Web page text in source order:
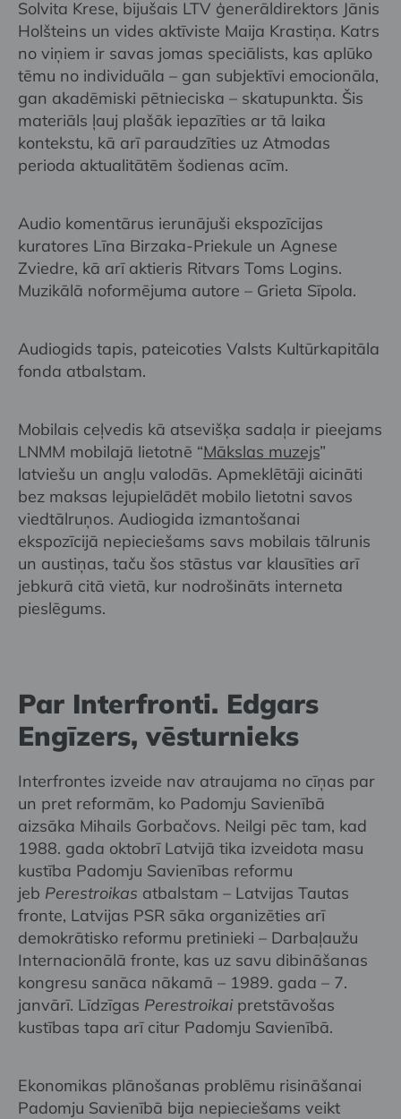
Solvita Krese, bijušais LTV ģenerāldirektors Jānis
Holšteins un vides aktīviste Maija Krastiņa. Katrs
no viņiem ir savas jomas speciālists, kas aplūko
tēmu no individuāla – gan subjektīvi emocionāla,
gan akadēmiski pētnieciska – skatupunkta. Šis
materiāls ļauj plašāk iepazīties ar tā laika
kontekstu, kā arī paraudzīties uz Atmodas
perioda aktualitātēm šodienas acīm.
Audio komentārus ierunājuši ekspozīcijas
kuratores Līna Birzaka-Priekule un Agnese
Zviedre, kā arī aktieris Ritvars Toms Logins.
Muzikālā noformējuma autore – Grieta Sīpola.
Audiogids tapis, pateicoties Valsts Kultūrkapitāla
fonda atbalstam.
Mobilais ceļvedis kā atsevišķa sadaļa ir pieejams
LNMM mobilajā lietotnē “Mākslas muzejs”
latviešu un angļu valodās. Apmeklētāji aicināti
bez maksas lejupielādēt mobilo lietotni savos
viedtālruņos. Audiogida izmantošanai
ekspozīcijā nepieciešams savs mobilais tālrunis
un austiņas, taču šos stāstus var klausīties arī
jebkurā citā vietā, kur nodrošināts interneta
pieslēgums.
Par Interfronti. Edgars
Engīzers, vēsturnieks
Interfrontes izveide nav atraujama no cīņas par
un pret reformām, ko Padomju Savienībā
aizsāka Mihails Gorbačovs. Neilgi pēc tam, kad
1988. gada oktobrī Latvijā tika izveidota masu
kustība Padomju Savienības reformu
jeb Perestroikas atbalstam – Latvijas Tautas
fronte, Latvijas PSR sāka organizēties arī
demokrātisko reformu pretinieki – Darbaļaužu
Internacionālā fronte, kas uz savu dibināšanas
kongresu sanāca nākamā – 1989. gada – 7.
janvārī. Līdzīgas Perestroikai pretstāvošas
kustības tapa arī citur Padomju Savienībā.
Ekonomikas plānošanas problēmu risināšanai
Padomju Savienībā bija nepieciešams veikt